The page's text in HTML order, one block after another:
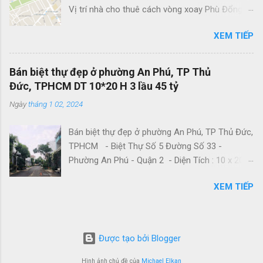
trăng dài 2Km. • Trung tâm thương mại 3ha hiện
đến cấp 2,3: Trường Emasi • Bệnh viện Bệnh
viện Đa khoa Vạn Phúc City, 300 giường • Hệ
thống 15 công viên nội khu • Khu phức hợp thể
thao 🔴 Nhà phố xây dựng kiên cố, mới đẹp,
tiếng Hồ Chí Minh, khu đô thị Vạn Phúc. 🔥 Quý
Vị trí nhà cho thuê cách vòng xoay Phù Đổng
XEM TIẾP
Bán biệt thự đẹp ở phường An Phú, TP Thủ
Đức, TPHCM DT 10*20 H 3 lầu 45 tỷ
Ngàytháng 1 02, 2024
Bán biệt thự đẹp ở phường An Phú, TP Thủ Đức,
TPHCM - Biệt Thự Số 5 Đường Số 33 -
Phường An Phú - Quận 2 - Diện Tích : 10 x 20m
giảm còn 43 tỷ (TL) * Ưu điểm : - Biệt thự đẹp,
xem nhà.
XEM TIẾP
Được tạo bởi Blogger
Hình ảnh chủ đề của Michael Elkan